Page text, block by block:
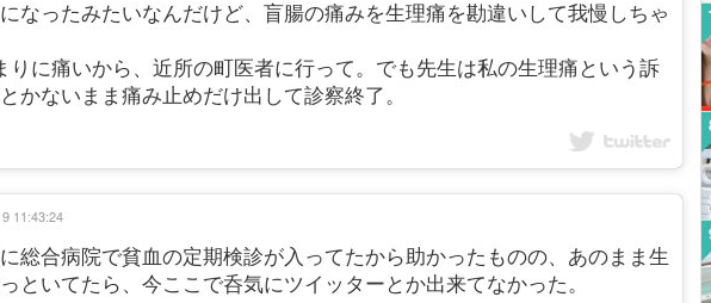
なったみたいなんだけど、盲腸の痛みを生理痛を勘違いして我慢しちゃ
りに痛いから、近所の町医者に行って。でも先生は私の生理痛という訴
かないまま痛み止めだけ出して診察終了。
総合病院で貧血の定期検診が入ってたから助かったものの、あのまま生
といてたら、今ここで呑気にツイッターとか出来てなかった。
11:43:24